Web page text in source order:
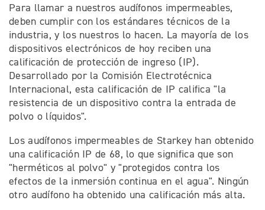
Para llamar a nuestros audífonos impermeables,
deben cumplir con los estándares técnicos de la
industria, y los nuestros lo hacen. La mayoría de los
dispositivos electrónicos de hoy reciben una
calificación de protección de ingreso (IP).
Desarrollado por la Comisión Electrotécnica
Internacional, esta calificación de IP califica "la
resistencia de un dispositivo contra la entrada de
polvo o líquidos".
Los audífonos impermeables de Starkey han obtenido
una calificación IP de 68, lo que significa que son
"herméticos al polvo" y "protegidos contra los
efectos de la inmersión continua en el agua". Ningún
otro audífono ha obtenido una calificación más alta.